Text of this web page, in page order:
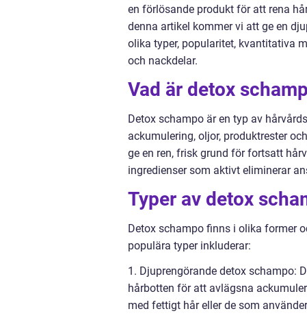
en förlösande produkt för att rena
denna artikel kommer vi att ge en
olika typer, popularitet, kvantitativa
och nackdelar.
Vad är detox
Detox schampo är en typ av
ackumulering, oljor, produktrester
ge en ren, frisk grund för fortsatt
ingredienser som aktivt eliminerar
Typer av detox
Detox schampo finns i olika former
populära typer inkluderar:
1. Djuprengörande detox schampo:
hårbotten för att avlägsna
med fettigt hår eller de som